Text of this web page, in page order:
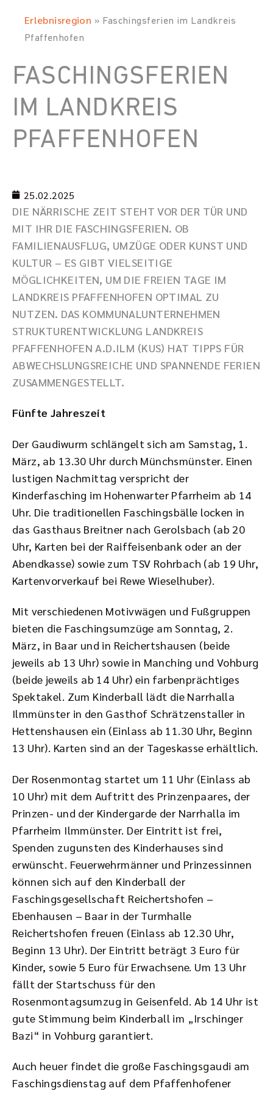
Erlebnisregion » Faschingsferien im Landkreis
Pfaffenhofen
FASCHINGSFERIEN
IM LANDKREIS
PFAFFENHOFEN
25.02.2025
DIE NÄRRISCHE ZEIT STEHT VOR DER TÜR UND
MIT IHR DIE FASCHINGSFERIEN. OB
FAMILIENAUSFLUG, UMZÜGE ODER KUNST UND
KULTUR – ES GIBT VIELSEITIGE
MÖGLICHKEITEN, UM DIE FREIEN TAGE IM
LANDKREIS PFAFFENHOFEN OPTIMAL ZU
NUTZEN. DAS KOMMUNALUNTERNEHMEN
STRUKTURENTWICKLUNG LANDKREIS
PFAFFENHOFEN A.D.ILM (KUS) HAT TIPPS FÜR
ABWECHSLUNGSREICHE UND SPANNENDE FERIEN
ZUSAMMENGESTELLT.
Fünfte Jahreszeit
Der Gaudiwurm schlängelt sich am Samstag, 1.
März, ab 13.30 Uhr durch Münchsmünster. Einen
lustigen Nachmittag verspricht der
Kinderfasching im Hohenwarter Pfarrheim ab 14
Uhr. Die traditionellen Faschingsbälle locken in
das Gasthaus Breitner nach Gerolsbach (ab 20
Uhr, Karten bei der Raiffeisenbank oder an der
Abendkasse) sowie zum TSV Rohrbach (ab 19 Uhr,
Kartenvorverkauf bei Rewe Wieselhuber).
Mit verschiedenen Motivwägen und Fußgruppen
bieten die Faschingsumzüge am Sonntag, 2.
März, in Baar und in Reichertshausen (beide
jeweils ab 13 Uhr) sowie in Manching und Vohburg
(beide jeweils ab 14 Uhr) ein farbenprächtiges
Spektakel. Zum Kinderball lädt die Narrhalla
Ilmmünster in den Gasthof Schrätzenstaller in
Hettenshausen ein (Einlass ab 11.30 Uhr, Beginn
13 Uhr). Karten sind an der Tageskasse erhältlich.
Der Rosenmontag startet um 11 Uhr (Einlass ab
10 Uhr) mit dem Auftritt des Prinzenpaares, der
Prinzen- und der Kindergarde der Narrhalla im
Pfarrheim Ilmmünster. Der Eintritt ist frei,
Spenden zugunsten des Kinderhauses sind
erwünscht. Feuerwehrmänner und Prinzessinnen
können sich auf den Kinderball der
Faschingsgesellschaft Reichertshofen –
Ebenhausen – Baar in der Turmhalle
Reichertshofen freuen (Einlass ab 12.30 Uhr,
Beginn 13 Uhr). Der Eintritt beträgt 3 Euro für
Kinder, sowie 5 Euro für Erwachsene. Um 13 Uhr
fällt der Startschuss für den
Rosenmontagsumzug in Geisenfeld. Ab 14 Uhr ist
gute Stimmung beim Kinderball im „Irschinger
Bazi“ in Vohburg garantiert.
Auch heuer findet die große Faschingsgaudi am
Faschingsdienstag auf dem Pfaffenhofener